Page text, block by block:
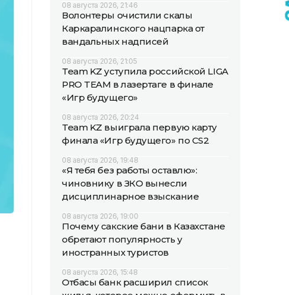
08 августа 2026, 21:46
Волонтеры очистили скалы
Каркаралинского нацпарка от
вандальных надписей
08 августа 2026, 21:05
Team KZ уступила российской LIGA
PRO TEAM в лазертаге в финале
«Игр будущего»
08 августа 2026, 20:24
Team KZ выиграла первую карту
финала «Игр будущего» по CS2
08 августа 2026, 19:48
«Я тебя без работы оставлю»:
чиновнику в ЗКО вынесли
дисциплинарное взыскание
08 августа 2026, 19:00
Почему сакские бани в Казахстане
обретают популярность у
иностранных туристов
08 августа 2026, 15:48
Отбасы банк расширил список